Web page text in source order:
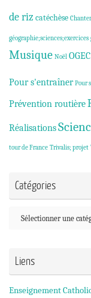
de riz catéchèse
géographie;sciences;exercices
Musique Noël OGEC
Pour s'entraîner Pour
Prévention routière
Réalisations
tour de France Trivalis; projet
Catégories
Catégories
Liens
Enseignement